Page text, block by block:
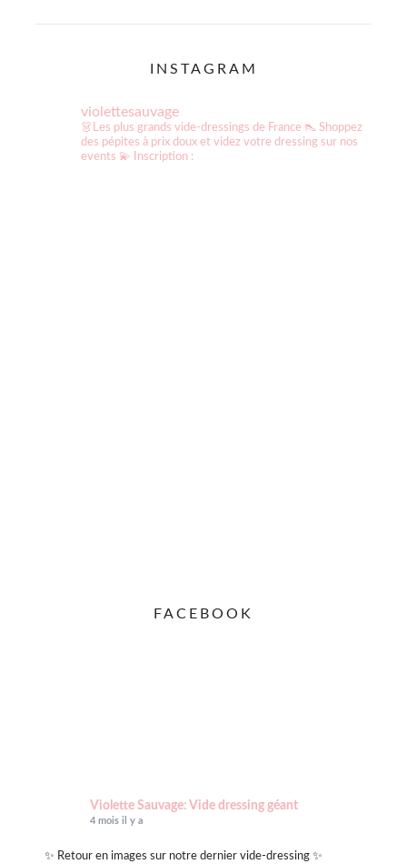
INSTAGRAM
violettesauvage
👗Les plus grands vide-dressings de France 👠 Shoppez
des pépites à prix doux et videz votre dressing sur nos
events 💫 Inscription :
FACEBOOK
Violette Sauvage: Vide dressing géant
4 mois il y a
✨ Retour en images sur notre dernier vide-dressing ✨